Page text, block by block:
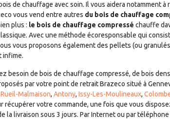
de chauffage avec soin. Il vous aidera notamment
vous vend entre autres du bois de chauffage
plus : le bois de chauffage compressé chauffe
Avec une méthode écoresponsable qui
vous proposons également des pellets (ou
infime.
besoin de bois de chauffage compressé, de bois
par votre point de retrait Brazeco situé à
Rueil-Malmaison, Antony, Issy-Les-Moulineaux,
récupérer votre commande, une fois que vous
la livraison sous 3 jours. Par Internet ou par